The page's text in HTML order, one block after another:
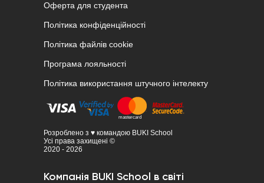
Оферта для студента
Політика конфіденційності
Політика файлів cookie
Програма лояльності
Політика використання штучного інтелекту
Розроблено з ♥ командою BUKI School
Усі права захищені ©
2020 - 2026
Компанія BUKI School в світі